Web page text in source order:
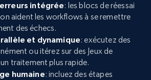
intégrée: les blocs de réessai
aident les workflows à se remettre
des échecs.
et dynamique: exécutez des
ou itérez sur des Jeux de
traitement plus rapide.
humaine: incluez des étapes